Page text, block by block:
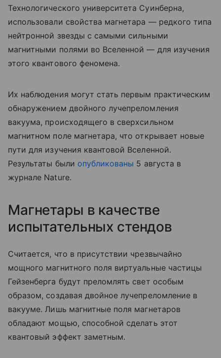
Технологического университета Суинберна,
использовали свойства магнетара — редкого типа
нейтронной звезды с самыми сильными
магнитными полями во Вселенной — для изучения
этого квантового феномена.
Их наблюдения могут стать первым практическим
обнаружением двойного лучепреломления
вакуума, происходящего в сверхсильном
магнитном поле магнетара, что открывает новые
пути для изучения квантовой Вселенной.
Результаты были опубликованы 5 августа в
журнале Nature.
Магнетары в качестве
испытательных стендов
Считается, что в присутствии чрезвычайно
мощного магнитного поля виртуальные частицы
Гейзенберга будут преломлять свет особым
образом, создавая двойное лучепреломление в
вакууме. Лишь магнитные поля магнетаров
обладают мощью, способной сделать этот
квантовый эффект заметным.